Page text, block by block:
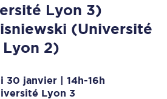
Lyon 3)
(Université
Lyon 2)
30 janvier | 14h-16h
Lyon 3